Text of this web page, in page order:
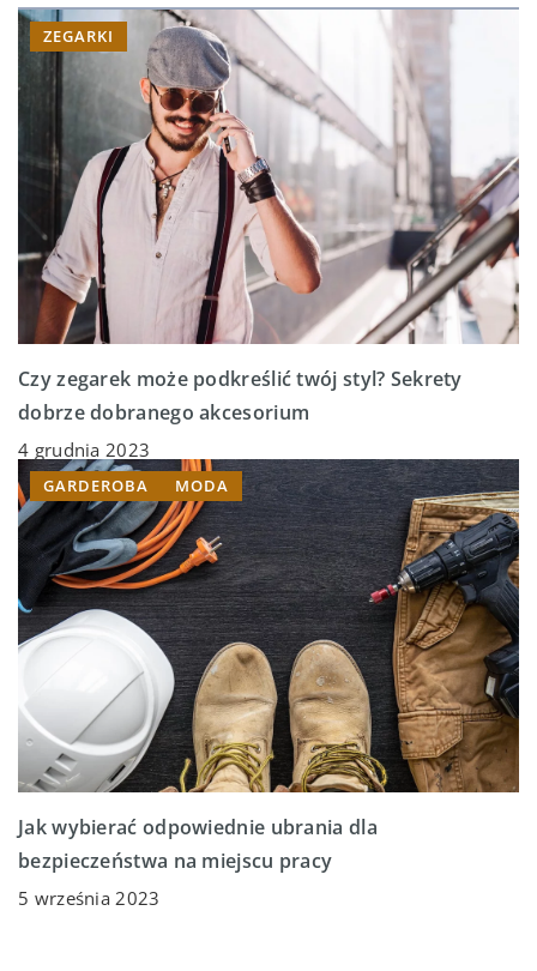
ZEGARKI
Czy zegarek może podkreślić twój styl? Sekrety
dobrze dobranego akcesorium
4 grudnia 2023
GARDEROBA MODA
Jak wybierać odpowiednie ubrania dla
bezpieczeństwa na miejscu pracy
5 września 2023